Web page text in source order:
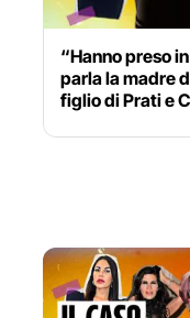
“Hanno preso
parla la madre
figlio di Prati e